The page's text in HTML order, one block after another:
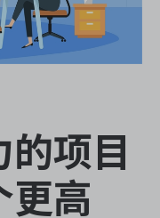
项目
更高